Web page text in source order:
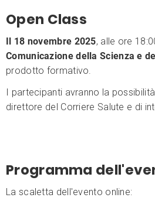
Open Class
Il 18 novembre 2025, alle ore
Comunicazione della Scienza e
prodotto formativo.
I partecipanti avranno la
direttore del Corriere Salute e di
Programma
La scaletta dell'evento online: